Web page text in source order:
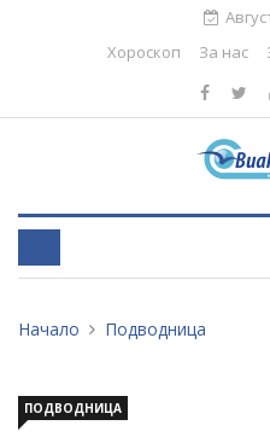
Хороскоп
За нас
Начало Подводница
ПОДВОДНИЦА